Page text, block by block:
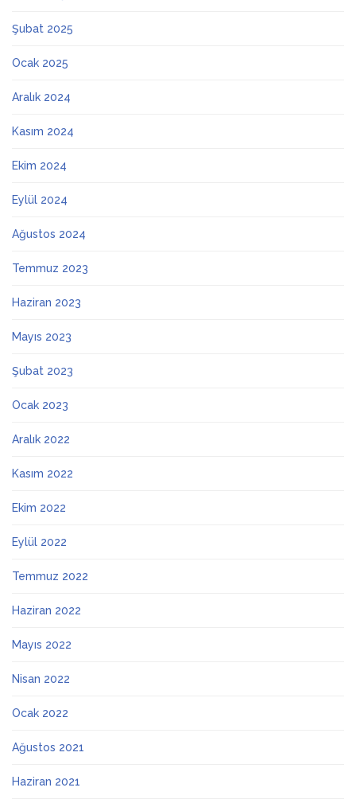
Şubat 2025
Ocak 2025
Aralık 2024
Kasım 2024
Ekim 2024
Eylül 2024
Ağustos 2024
Temmuz 2023
Haziran 2023
Mayıs 2023
Şubat 2023
Ocak 2023
Aralık 2022
Kasım 2022
Ekim 2022
Eylül 2022
Temmuz 2022
Haziran 2022
Mayıs 2022
Nisan 2022
Ocak 2022
Ağustos 2021
Haziran 2021